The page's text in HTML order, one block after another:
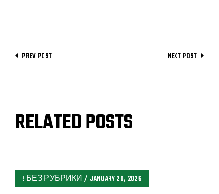
PREV POST NEXT POST
RELATED POSTS
! БЕЗ РУБРИКИ JANUARY 20, 2026